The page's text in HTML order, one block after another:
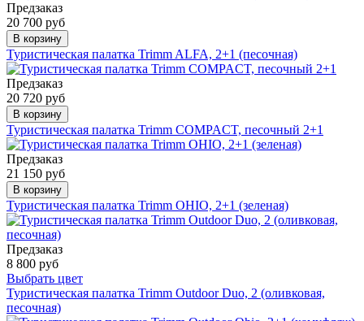
Предзаказ
20 700 руб
В корзину
Туристическая палатка Trimm ALFA, 2+1 (песочная)
Предзаказ
20 720 руб
В корзину
Туристическая палатка Trimm COMPACT, песочный 2+1
Предзаказ
21 150 руб
В корзину
Туристическая палатка Trimm OHIO, 2+1 (зеленая)
Предзаказ
8 800 руб
Выбрать цвет
Туристическая палатка Trimm Outdoor Duo, 2 (оливковая,
песочная)